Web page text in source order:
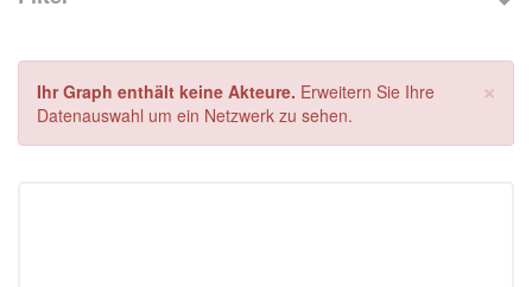
×
Ihr Graph enthält keine Akteure. Erweitern Sie Ihre
Datenauswahl um ein Netzwerk zu sehen.